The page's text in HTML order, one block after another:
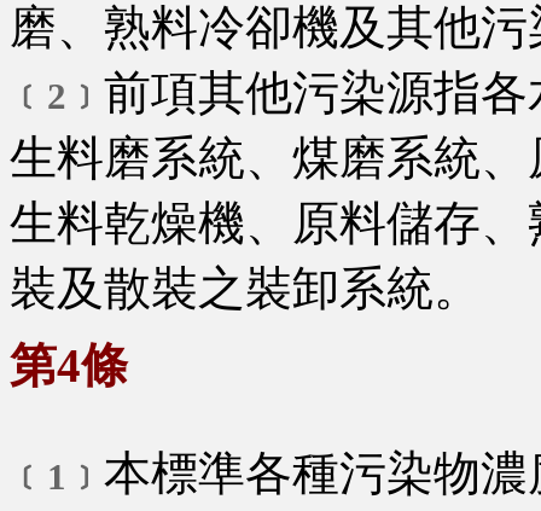
磨、熟料冷卻機及其他
﹝2﹞ 前項其他污染源指
生料磨系統、煤磨系統
生料乾燥機、原料儲存
裝及散裝之裝卸系統。
第4條
﹝1﹞ 本標準各種污染物